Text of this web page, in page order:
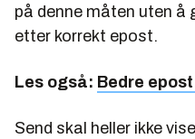
på denne måten uten å
etter korrekt epost.
Les også: Bedre
Send skal heller ikke